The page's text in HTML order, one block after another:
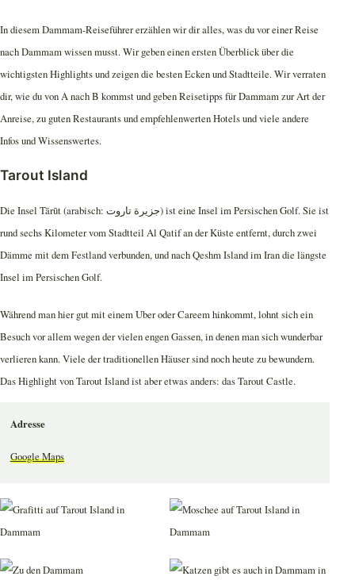
In diesem Dammam-Reiseführer erzählen wir dir alles, was du vor einer Reise
nach Dammam wissen musst. Wir geben einen ersten Überblick über die
wichtigsten Highlights und zeigen die besten Ecken und Stadtteile. Wir verraten
dir, wie du von A nach B kommst und geben Reisetipps für Dammam zur Art der
Anreise, zu guten Restaurants und empfehlenwerten Hotels und viele andere
Infos und Wissenswertes.
Tarout Island
Die Insel Tārūt (arabisch: جزيرة تاروت) ist eine Insel im Persischen Golf. Sie ist
rund sechs Kilometer vom Stadtteil Al Qatif an der Küste entfernt, durch zwei
Dämme mit dem Festland verbunden, und nach Qeshm Island im Iran die längste
Insel im Persischen Golf.
Während man hier gut mit einem Uber oder Careem hinkommt, lohnt sich ein
Besuch vor allem wegen der vielen engen Gassen, in denen man sich wunderbar
verlieren kann. Viele der traditionellen Häuser sind noch heute zu bewundern.
Das Highlight von Tarout Island ist aber etwas anders: das Tarout Castle.
Adresse
Google Maps